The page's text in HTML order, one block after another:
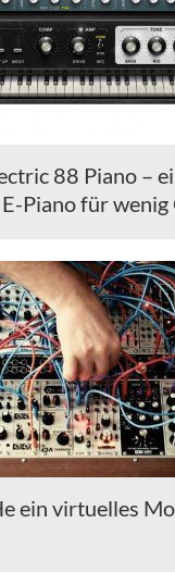
88 Piano –
Piano für wenig
ein virtuelles